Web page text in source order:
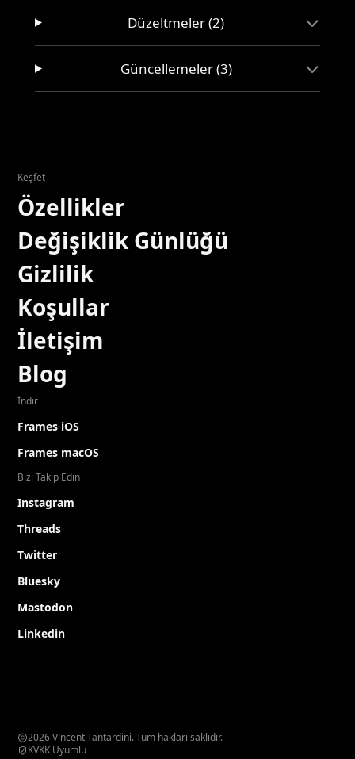
Düzeltmeler (2)
Güncellemeler (3)
Keşfet
Özellikler
Değişiklik Günlüğü
Gizlilik
Koşullar
İletişim
Blog
İndir
Frames iOS
Frames macOS
Bizi Takip Edin
Instagram
Threads
Twitter
Bluesky
Mastodon
Linkedin
2026 Vincent Tantardini. Tüm hakları saklıdır.
KVKK Uyumlu